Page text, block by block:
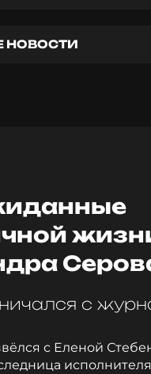
НОВОСТИ
с
с Еленой